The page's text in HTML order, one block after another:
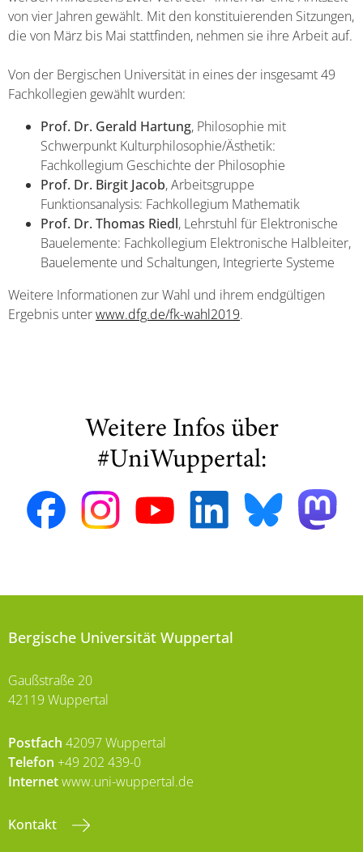
von vier Jahren gewählt. Mit den konstituierenden Sitzungen,
die von März bis Mai stattfinden, nehmen sie ihre Arbeit auf.
Von der Bergischen Universität in eines der insgesamt 49
Fachkollegien gewählt wurden:
Prof. Dr. Gerald Hartung, Philosophie mit
Schwerpunkt Kulturphilosophie/Ästhetik:
Fachkollegium Geschichte der Philosophie
Prof. Dr. Birgit Jacob, Arbeitsgruppe
Funktionsanalysis: Fachkollegium Mathematik
Prof. Dr. Thomas Riedl, Lehrstuhl für Elektronische
Bauelemente: Fachkollegium Elektronische Halbleiter,
Bauelemente und Schaltungen, Integrierte Systeme
Weitere Informationen zur Wahl und ihrem endgültigen
Ergebnis unterwww.dfg.de/fk-wahl2019.
Weitere Infos über
#UniWuppertal:
Bergische Universität Wuppertal
Gaußstraße 20
42119 Wuppertal
Postfach 42097 Wuppertal
Telefon +49 202 439-0
Internetwww.uni-wuppertal.de
Kontakt